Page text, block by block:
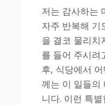
저는 감사하는
자주 반복해 기
을 결코 물리치
를 들어 주시려
후, 식당에서
께는 이 일들의
니다. 이런 특